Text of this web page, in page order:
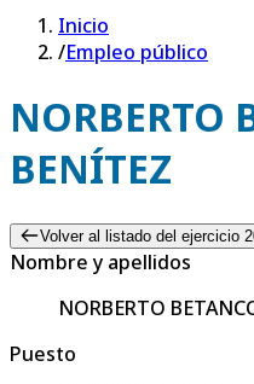
Inicio
/Empleo público
NORBERTO
BENÍTEZ
Volver al listado del ejercicio
Nombre y apellidos
NORBERTO
Puesto